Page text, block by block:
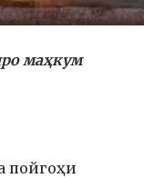
маҳкум
пойгоҳи